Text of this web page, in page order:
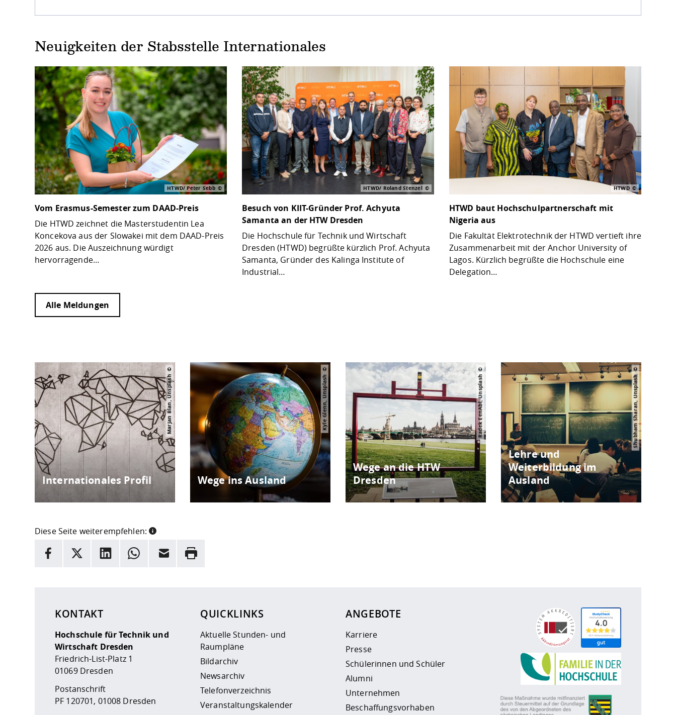
Neuigkeiten der Stabsstelle Internationales
Vom Erasmus-Semester zum DAAD-Preis
Die HTWD zeichnet die Masterstudentin Lea
Koncekova aus der Slowakei mit dem DAAD-Preis
2026 aus. Die Auszeichnung würdigt
hervorragende…
HTWD/ Peter Sebb
Besuch von KIIT-Gründer Prof. Achyuta
Samanta an der HTW Dresden
Die Hochschule für Technik und Wirtschaft
Dresden (HTWD) begrüßte kürzlich Prof. Achyuta
Samanta, Gründer des Kalinga Institute of
Industrial…
HTWD/ Roland Stenzel
HTWD baut Hochschulpartnerschaft mit
Nigeria aus
Die Fakultät Elektrotechnik der HTWD vertieft ihre
Zusammenarbeit mit der Anchor University of
Lagos. Kürzlich begrüßte die Hochschule eine
Delegation…
HTWD
Alle Meldungen
Internationales Profil
Marjan Blan, Unsplash
Wege ins Ausland
Kyle Glenn, Unsplash
Wege an die HTW
Dresden
Radek EenAbl, Unsplash
Lehre und
Weiterbildung im
Ausland
Shubham Sharan, Unsplash
Diese Seite weiterempfehlen:
INFORMATION
Facebook
X LinkedInWhatsappE-Mail Drucken
KONTAKT
Hochschule für Technik und
Wirtschaft Dresden
Friedrich-List-Platz 1
01069 Dresden
Postanschrift
PF 120701, 01008 Dresden
QUICKLINKS
Aktuelle Stunden- und
Raumpläne
Bildarchiv
Newsarchiv
Telefonverzeichnis
Veranstaltungskalender
ANGEBOTE
Karriere
Presse
Schülerinnen und Schüler
Alumni
Unternehmen
Beschaffungsvorhaben